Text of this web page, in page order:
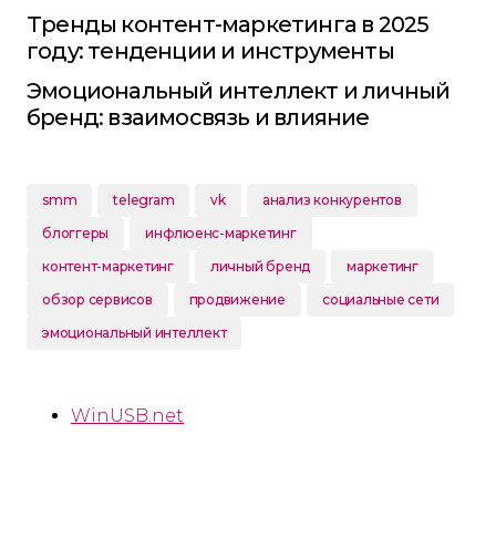
Тренды контент-маркетинга в 2025
году: тенденции и инструменты
Эмоциональный интеллект и личный
бренд: взаимосвязь и влияние
smm telegram vk
анализ конкурентов
блоггеры
инфлюенс-маркетинг
контент-маркетинг
личный бренд
маркетинг
обзор сервисов
продвижение
социальные сети
эмоциональный интеллект
WinUSB.net